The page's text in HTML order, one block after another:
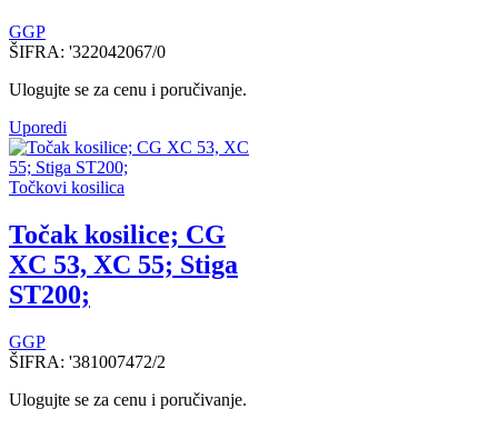
GGP
ŠIFRA: '322042067/0
Ulogujte se za cenu i poručivanje.
Uporedi
Točkovi kosilica
Točak kosilice; CG
XC 53, XC 55; Stiga
ST200;
GGP
ŠIFRA: '381007472/2
Ulogujte se za cenu i poručivanje.